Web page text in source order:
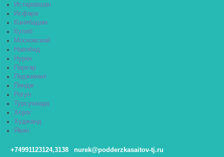
Истаравшан
Исфара
Канибадам
Куляб
Московский
Навобод
Нурек
Пархар
Педжикент
Пяндж
Рогун
Турсунзода
Хорог
Худжанд
Яван
+74991123124,3138 nurek@podderzkasaitov-tj.ru